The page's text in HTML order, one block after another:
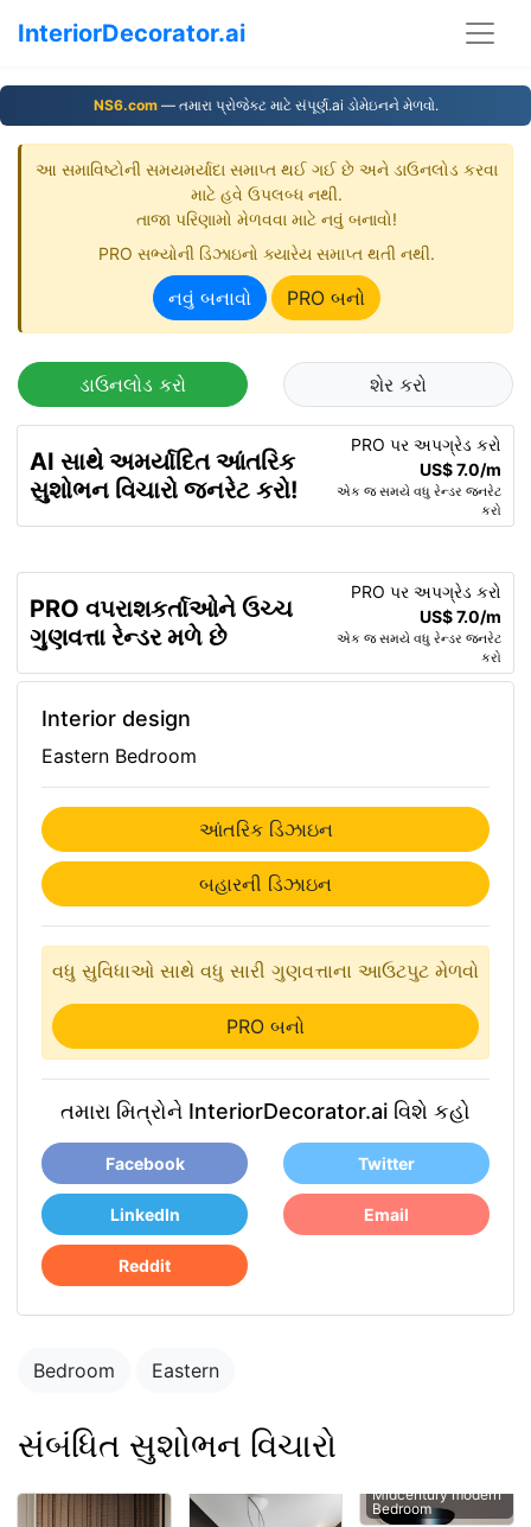
InteriorDecorator.ai
NS6.com— તમારા પ્રોજેક્ટ માટે સંપૂર્ણ.ai ડોમેઇનને મેળવો.
આ સમાવિષ્ટોની સમયમર્યાદા સમાપ્ત થઈ ગઈ છે અને ડાઉનલોડ કરવા
માટે હવે ઉપલબ્ધ નથી.
તાજા પરિણામો મેળવવા માટે નવું બનાવો!
PRO સભ્યોની ડિઝાઇનો ક્યારેય સમાપ્ત થતી નથી.
નવું બનાવો PRO બનો
ડાઉનલોડ કરો શેર કરો
AI સાથે અમર્યાદિત આંતરિક
સુશોભન વિચારો જનરેટ કરો!
PRO પર અપગ્રેડ કરો
US$ 7.0/m
એક જ સમયે વધુ રેન્ડર જનરેટ
કરો
PRO વપરાશકર્તાઓને ઉચ્ચ
ગુણવત્તા રેન્ડર મળે છે
PRO પર અપગ્રેડ કરો
US$ 7.0/m
એક જ સમયે વધુ રેન્ડર જનરેટ
કરો
Interior design
Eastern Bedroom
આંતરિક ડિઝાઇન
બહારની ડિઝાઇન
વધુ સુવિધાઓ સાથે વધુ સારી ગુણવત્તાના આઉટપુટ મેળવો
PRO બનો
તમારા મિત્રોને InteriorDecorator.ai વિશે કહો
Facebook Twitter
LinkedIn Email
Reddit
Bedroom Eastern
સંબંધિત સુશોભન વિચારો
Midcentury modern
Bedroom